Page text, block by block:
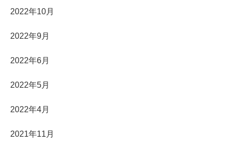
2022年10月
2022年9月
2022年6月
2022年5月
2022年4月
2021年11月